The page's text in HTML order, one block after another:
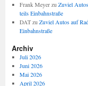
Frank Meyerzu Zuviel
teils Einbahnstraße
DATzu Zuviel Autos auf
Einbahnstraße
Archiv
Juli 2026
Juni 2026
Mai 2026
April 2026